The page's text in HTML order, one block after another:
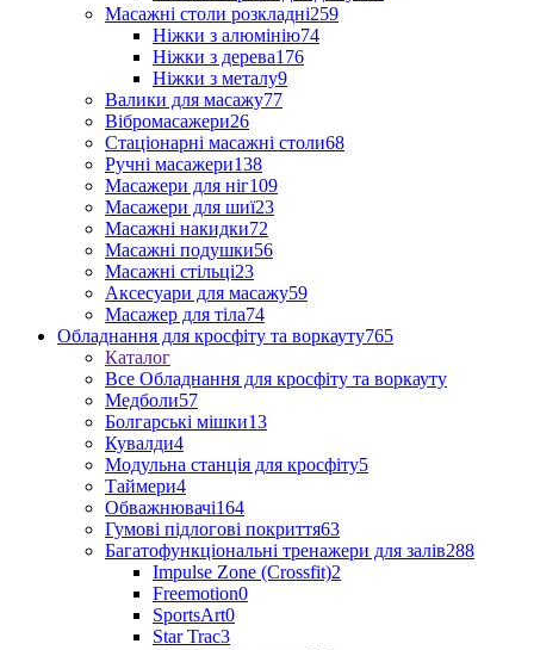
Масажні столи розкладні259
Ніжки з алюмінію74
Ніжки з дерева176
Ніжки з металу9
Валики для масажу77
Вібромасажери26
Стаціонарні масажні столи68
Ручні масажери138
Масажери для ніг109
Масажери для шиї23
Масажні накидки72
Масажні подушки56
Масажні стільці23
Аксесуари для масажу59
Масажер для тіла74
Обладнання для кросфіту та воркауту765
Каталог
Все Обладнання для кросфіту та воркауту
Медболи57
Болгарські мішки13
Кувалди4
Модульна станція для кросфіту5
Таймери4
Обважнювачі164
Гумові підлогові покриття63
Багатофункціональні тренажери для залів288
Impulse Zone (Crossfit)2
Freemotion0
SportsArt0
Star Trac3